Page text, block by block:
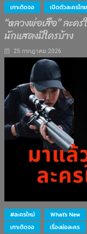
เกาะติดจอ
เปิดตัวละครไทย
“หลวงพ่อเสือ” ละค
นักแสดงมีใครบ้าง
25 กรกฎาคม 2026
#ละครใหม่ What's New
เกาะติดจอ
เรื่องย่อละคร